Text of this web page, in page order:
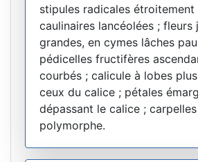
stipules radicales étroitement
caulinaires lancéolées ; fleurs
grandes, en cymes lâches
pédicelles fructifères
courbés ; calicule à lobes
ceux du calice ; pétales
dépassant le calice ;
polymorphe.